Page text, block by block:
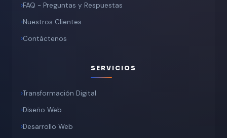
FAQ - Preguntas y Respuestas
Nuestros Clientes
Contáctenos
SERVICIOS
Transformación Digital
Diseño Web
Desarrollo Web